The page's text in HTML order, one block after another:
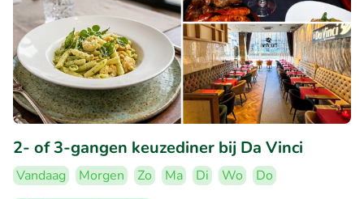
2- of 3-gangen keuzediner bij Da Vinci
Vandaag Morgen Zo Ma Di Wo
Do